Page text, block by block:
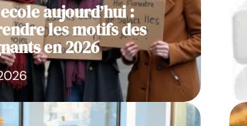
aujourd’hui :
les motifs des
en 2026